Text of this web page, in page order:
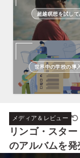
超越瞑想を試して
世界中の学校の導
メディア＆レビュー
リンゴ・スタ
のアルバムを発